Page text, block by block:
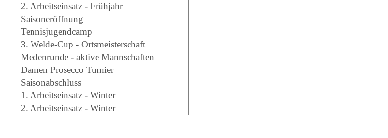
2. Arbeitseinsatz - Frühjahr
Saisoneröffnung
Tennisjugendcamp
3. Welde-Cup - Ortsmeisterschaft
Medenrunde - aktive Mannschaften
Damen Prosecco Turnier
Saisonabschluss
1. Arbeitseinsatz - Winter
2. Arbeitseinsatz - Winter